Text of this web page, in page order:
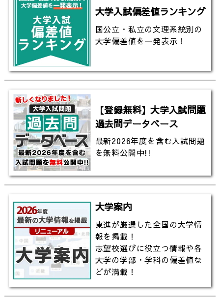
大学入試偏差値ランキング
国公立・私立の文理系統別の
大学偏差値を一発表示！
【登録無料】大学入試問題
過去問データベース
最新2026年度を含む入試問題
を無料公開中!!
大学案内
東進が厳選した全国の大学情
報を掲載！
志望校選びに役立つ情報や各
大学の学部・学科の偏差値な
どが満載！